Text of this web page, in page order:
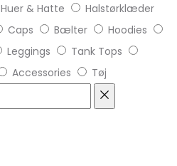
Huer & Hatte
Halstørklæder
Caps Bælter
Hoodies
Leggings
Tank Tops
Accessories Tøj